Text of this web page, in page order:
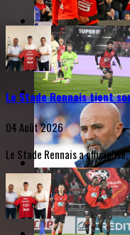
Le Stade Rennais tient
04 Août 2026
Le Stade Rennais a